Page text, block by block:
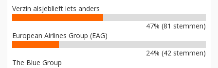
Verzin alsjeblieft iets anders
47% (81 stemmen)
European Airlines Group (EAG)
24% (42 stemmen)
The Blue Group